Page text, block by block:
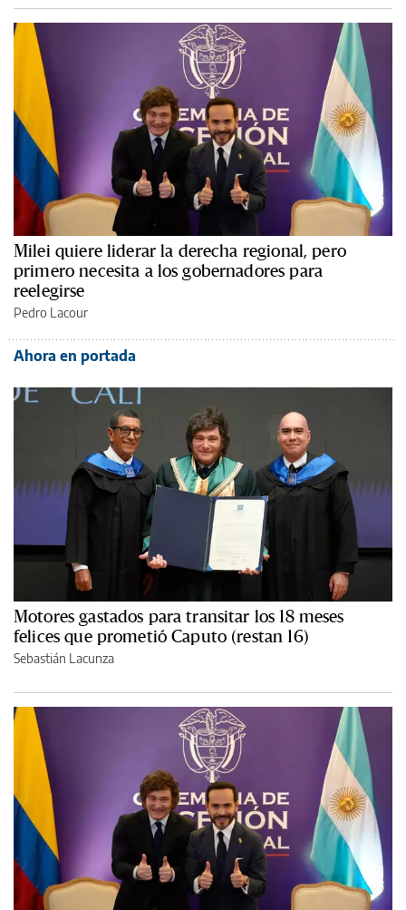
Milei quiere liderar la derecha regional, pero
primero necesita a los gobernadores para
reelegirse
Pedro Lacour
Ahora en portada
Motores gastados para transitar los 18 meses
felices que prometió Caputo (restan 16)
Sebastián Lacunza